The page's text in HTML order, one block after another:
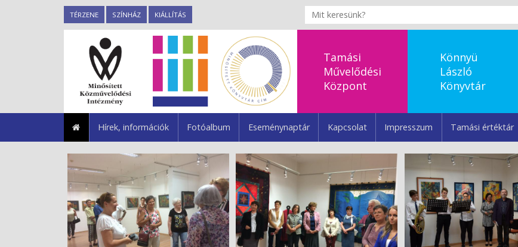
TÉRZENE SZÍNHÁZ KIÁLLÍTÁS
Tamási
Művelődési
Központ
Könnyü
László
Könyvtár
Hírek, információk Fotóalbum Eseménynaptár Kapcsolat Impresszum Tamási értéktár